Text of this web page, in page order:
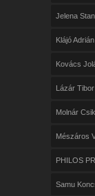
Jelena
Klájó Adrián
Kovács
Lázár Tibor
Molnár
Mészáros
PHILOS
Samu